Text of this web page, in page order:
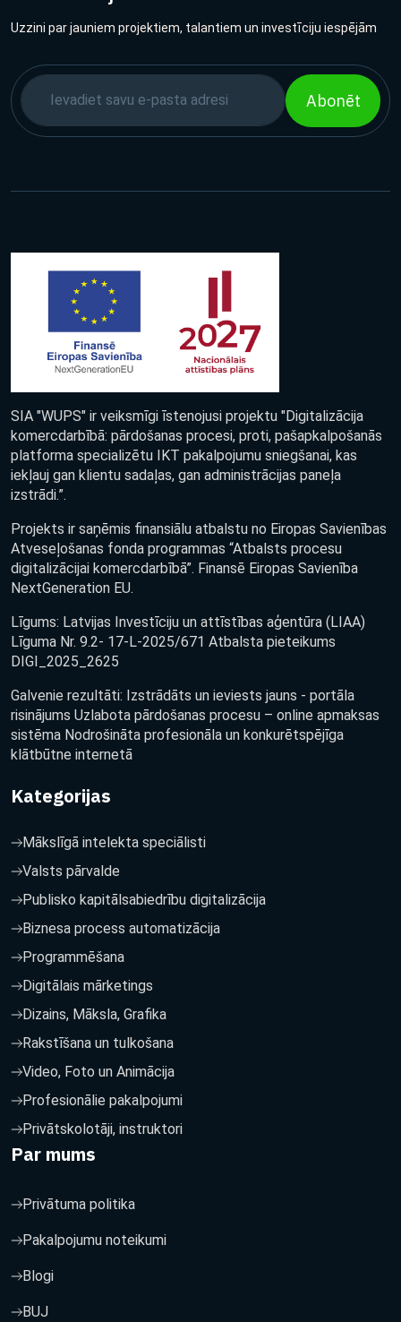
Uzzini par jauniem projektiem, talantiem un investīciju iespējām
Abonēt
SIA "WUPS" ir veiksmīgi īstenojusi projektu "Digitalizācija
komercdarbībā: pārdošanas procesi, proti, pašapkalpošanās
platforma specializētu IKT pakalpojumu sniegšanai, kas
iekļauj gan klientu sadaļas, gan administrācijas paneļa
izstrādi.”.
Projekts ir saņēmis finansiālu atbalstu no Eiropas Savienības
Atveseļošanas fonda programmas “Atbalsts procesu
digitalizācijai komercdarbībā”. Finansē Eiropas Savienība
NextGeneration EU.
Līgums: Latvijas Investīciju un attīstības aģentūra (LIAA)
Līguma Nr. 9.2- 17-L-2025/671 Atbalsta pieteikums
DIGI_2025_2625
Galvenie rezultāti: Izstrādāts un ieviests jauns - portāla
risinājums Uzlabota pārdošanas procesu – online apmaksas
sistēma Nodrošināta profesionāla un konkurētspējīga
klātbūtne internetā
Kategorijas
Mākslīgā intelekta speciālisti
Valsts pārvalde
Publisko kapitālsabiedrību digitalizācija
Biznesa process automatizācija
Programmēšana
Digitālais mārketings
Dizains, Māksla, Grafika
Rakstīšana un tulkošana
Video, Foto un Animācija
Profesionālie pakalpojumi
Privātskolotāji, instruktori
Par mums
Privātuma politika
Pakalpojumu noteikumi
Blogi
BUJ